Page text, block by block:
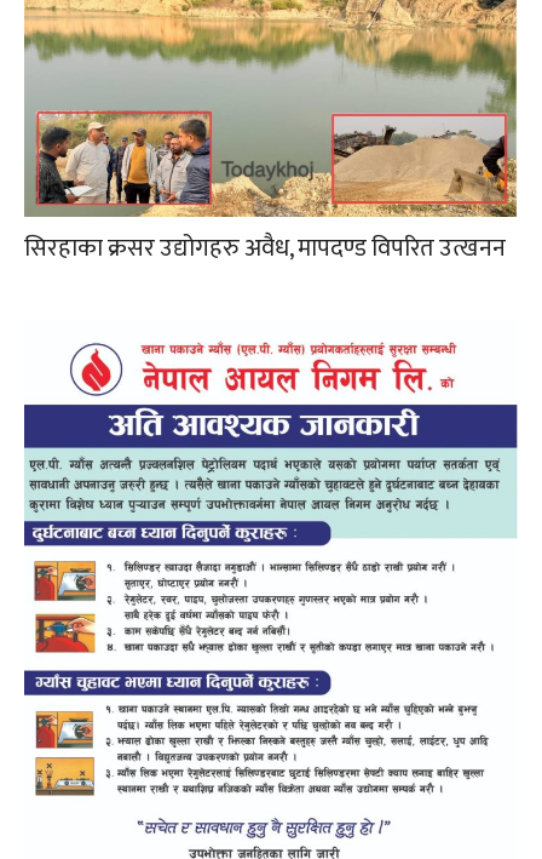
सिरहाका क्रसर उद्योगहरु अवैध, मापदण्ड विपरित उत्खनन